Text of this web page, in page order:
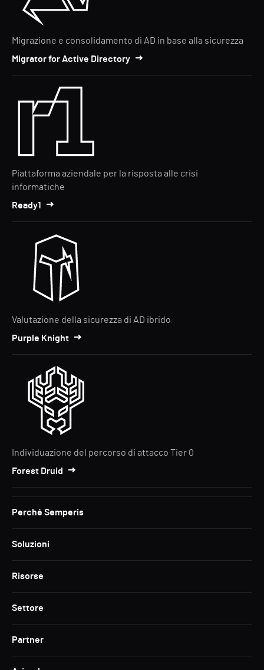
Migrazione e consolidamento di AD in base alla sicurezza
Migrator for Active Directory
Piattaforma aziendale per la risposta alle crisi
informatiche
Ready1
Valutazione della sicurezza di AD ibrido
Purple Knight
Individuazione del percorso di attacco Tier 0
Forest Druid
Perché Semperis
Soluzioni
Risorse
Settore
Partner